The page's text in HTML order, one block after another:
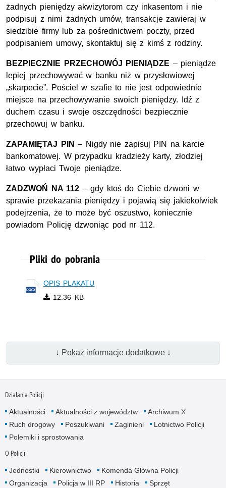
żadnych pieniędzy akwizytorom czy inkasentom i nie
podpisuj z nimi żadnych umów, transakcje zawieraj w
siedzibie firmy lub za pośrednictwem poczty, przed
podpisaniem umowy, skontaktuj się z kimś z rodziny.
BEZPIECZNIE PRZECHOWÓJ PIENIĄDZE – pieniądze
lepiej przechowywać w banku niż w przysłowiowej
„skarpecie”. Pościel w szafie to nie jest odpowiednie
miejsce na przechowywanie swoich pieniędzy. Idź z
duchem czasu i swoje oszczędności bezpiecznie
przechowuj w banku.
ZAPAMIĘTAJ PIN – Nigdy nie zapisuj PIN na karcie
bankomatowej. W przypadku kradzieży karty, złodziej
łatwo wypłaci Twoje pieniądze.
ZADZWOŃ NA 112 – gdy ktoś do Ciebie dzwoni w
sprawie przekazania pieniędzy i pojawią się jakiekolwiek
podejrzenia, że to może być oszustwo, koniecznie
powiadom Policję dzwoniąc pod nr 112.
Pliki do pobrania
OPIS PLAKATU
12.36 KB
↓ Pokaż informacje dodatkowe ↓
Działania Policji
Aktualności Aktualności z województw
Archiwum X
Ruch drogowy
Poszukiwani Zaginieni
Lotnictwo Policji
Polemiki i sprostowania
O Policji
Jednostki Kierownictwo
Komenda Główna Policji
Organizacja
Policja w III RP Historia
Sprzęt